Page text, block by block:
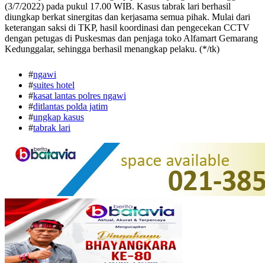
(3/7/2022) pada pukul 17.00 WIB. Kasus tabrak lari berhasil
diungkap berkat sinergitas dan kerjasama semua pihak. Mulai dari
keterangan saksi di TKP, hasil koordinasi dan pengecekan CCTV
dengan petugas di Puskesmas dan penjaga toko Alfamart Gemarang
Kedunggalar, sehingga berhasil menangkap pelaku. (*/tk)
#ngawi
#suites hotel
#kasat lantas polres ngawi
#ditlantas polda jatim
#ungkap kasus
#tabrak lari